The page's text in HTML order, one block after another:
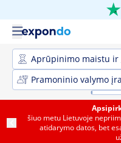
Aprūpinimo maistu ir
Pramoninio valymo
šiuo metu Lietuvoje
atidarymo datos, bet